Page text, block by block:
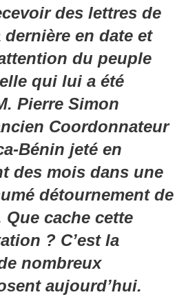
des lettres de
en date et
du peuple
qui lui a été
Pierre Simon
Coordonnateur
Bénin jeté en
des mois dans une
détournement de
cache cette
? C’est la
nombreux
aujourd’hui.